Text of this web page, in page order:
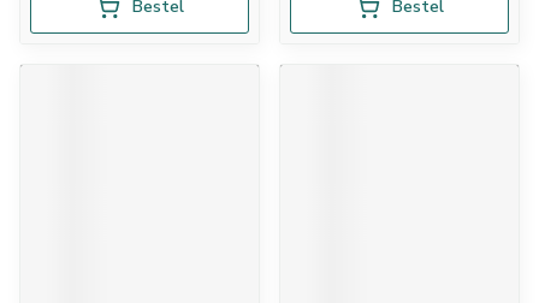
Bestel Bestel